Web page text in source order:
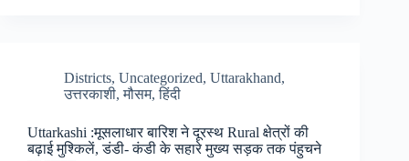
7
जिलों
के
लिए
Districts, Uncategorized, Uttarakhand,
उत्तरकाशी,मौसम,हिंदी
Uttarkashi :मूसलाधार बारिश ने दूरस्थ Rural क्षेत्रों की
बढ़ाई मुश्किलें, डंडी- कंडी के सहारे मुख्य सड़क तक पंहुचने